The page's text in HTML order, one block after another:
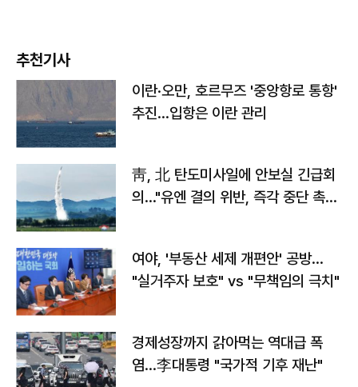
추천기사
이란·오만, 호르무즈 '중앙항로 통항'
추진…입항은 이란 관리
靑, 北 탄도미사일에 안보실 긴급회
의…"유엔 결의 위반, 즉각 중단 촉
여야, '부동산 세제 개편안' 공방…
"실거주자 보호" vs "무책임의 극치"
경제성장까지 갉아먹는 역대급 폭
염…李대통령 "국가적 기후 재난"